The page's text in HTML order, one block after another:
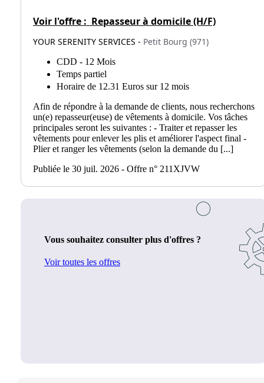
Voir l'offre : Repasseur à domicile (H/F)
YOUR SERENITY SERVICES - Petit Bourg (971)
CDD - 12 Mois
Temps partiel
Horaire de 12.31 Euros sur 12 mois
Afin de répondre à la demande de clients, nous recherchons
un(e) repasseur(euse) de vêtements à domicile. Vos tâches
principales seront les suivantes : - Traiter et repasser les
vêtements pour enlever les plis et améliorer l'aspect final -
Plier et ranger les vêtements (selon la demande du [...]
Publiée le 30 juil. 2026 - Offre n° 211XJVW
Vous souhaitez consulter plus d'offres ?
Voir toutes les offres